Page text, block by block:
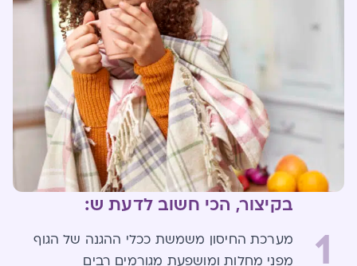
בקיצור, הכי חשוב לדעת ש:
1
מערכת החיסון משמשת ככלי ההגנה של הגוף
מפני מחלות ומושפעת מגורמים רבים